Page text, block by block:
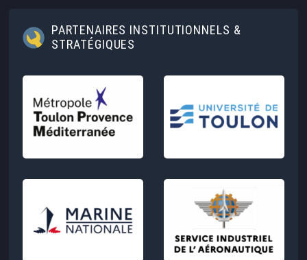
PARTENAIRES INSTITUTIONNELS &
STRATÉGIQUES